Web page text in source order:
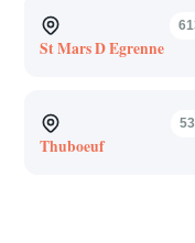
St Mars D Egrenne
Thuboeuf